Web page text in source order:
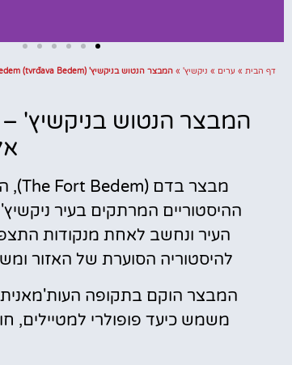
השכרת
השוואת מחירים
לחצו פה!
דף הבית » ערים » ניקשיץ' » המבצר הנטוש בניקשיץ' The Fort Bedem (tvrđava Bedem)
מבצר בדם (The Fort Bedem), הידוע גם בשמו המקומי
העיר ונחשב לאחת מנקודות
להיסטוריה הסוערת של האזור
המבצר הוקם בתקופה העות'מאנית
משמש כיעד פופולרי למטיילים,